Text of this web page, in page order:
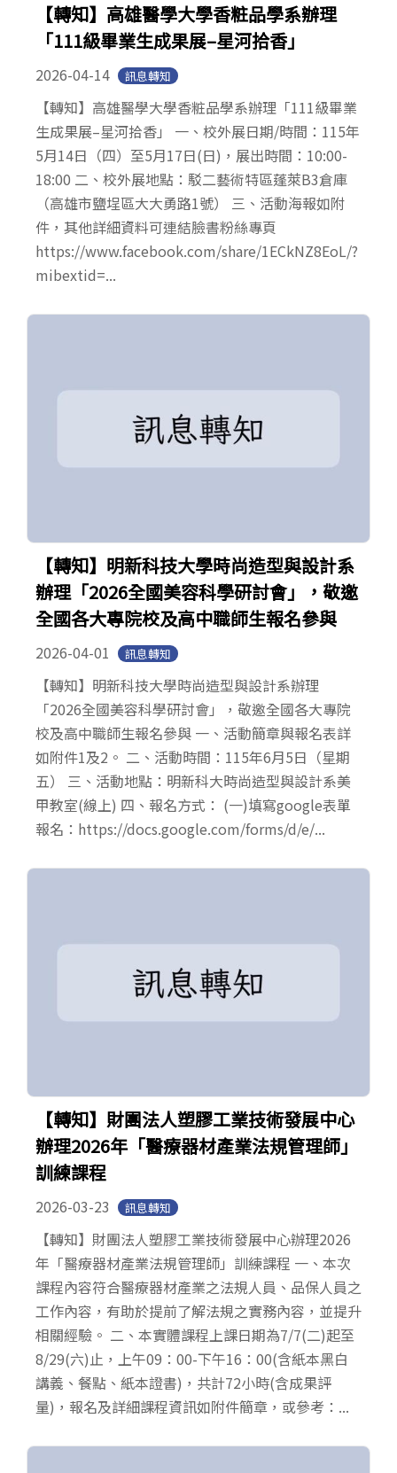
【轉知】高雄醫學大學香粧品學系辦理
「111級畢業生成果展–星河拾香」
2026-04-14 訊息轉知
【轉知】高雄醫學大學香粧品學系辦理「111級畢業
生成果展–星河拾香」 一、校外展日期/時間：115年
5月14日（四）至5月17日(日)，展出時間：10:00-
18:00 二、校外展地點：駁二藝術特區蓬萊B3倉庫
（高雄市鹽埕區大大勇路1號） 三、活動海報如附
件，其他詳細資料可連結臉書粉絲專頁
https://www.facebook.com/share/1ECkNZ8EoL/?
mibextid=...
【轉知】明新科技大學時尚造型與設計系
辦理「2026全國美容科學研討會」，敬邀
全國各大專院校及高中職師生報名參與
2026-04-01 訊息轉知
【轉知】明新科技大學時尚造型與設計系辦理
「2026全國美容科學研討會」，敬邀全國各大專院
校及高中職師生報名參與 一、活動簡章與報名表詳
如附件1及2。 二、活動時間：115年6月5日（星期
五） 三、活動地點：明新科大時尚造型與設計系美
甲教室(線上) 四、報名方式： (一)填寫google表單
報名：https://docs.google.com/forms/d/e/...
【轉知】財團法人塑膠工業技術發展中心
辦理2026年「醫療器材產業法規管理師」
訓練課程
2026-03-23 訊息轉知
【轉知】財團法人塑膠工業技術發展中心辦理2026
年「醫療器材產業法規管理師」訓練課程 一、本次
課程內容符合醫療器材產業之法規人員、品保人員之
工作內容，有助於提前了解法規之實務內容，並提升
相關經驗。 二、本實體課程上課日期為7/7(二)起至
8/29(六)止，上午09：00-下午16：00(含紙本黑白
講義、餐點、紙本證書)，共計72小時(含成果評
量)，報名及詳細課程資訊如附件簡章，或參考：...